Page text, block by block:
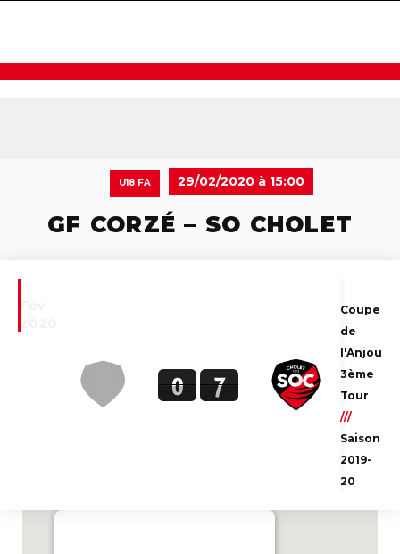
U18 FA 29/02/2020 à 15:00
GF CORZÉ – SO CHOLET
29
Fév
2020
0 7
Coupe
de
l'Anjou
3ème
Tour
///
Saison
2019-
20
Emplacement du match :
Stade des